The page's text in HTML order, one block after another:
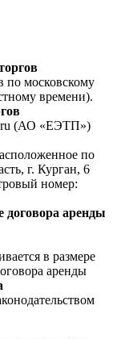
по московскому
времени).
(АО «ЕЭТП»)
по
г. Курган, 6
номер:
договора аренды
в размере
аренды